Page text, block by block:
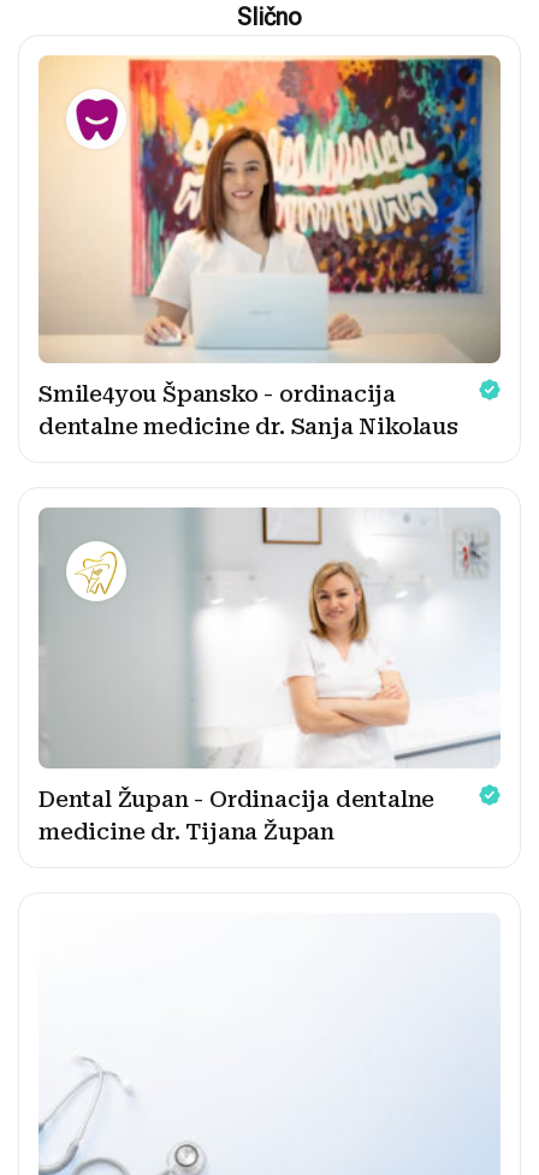
Slično
Smile4you Špansko - ordinacija
dentalne medicine dr. Sanja Nikolaus
Dental Župan - Ordinacija dentalne
medicine dr. Tijana Župan